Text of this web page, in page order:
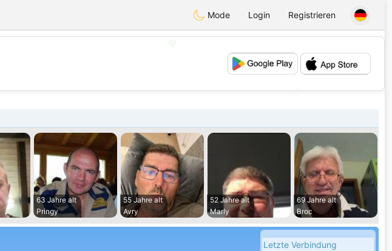
Mode Login Registrieren
💕
63 Jahre alt
Pringy
55 Jahre alt
Avry
52 Jahre alt
Marly
69 Jahre alt
Broc
Letzte Verbindung